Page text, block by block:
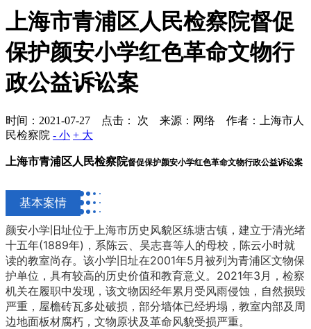
上海市青浦区人民检察院督促
保护颜安小学红色革命文物行
政公益诉讼案
时间：2021-07-27 点击： 次 来源：网络 作者：上海市人
民检察院 - 小 + 大
上海市青浦区人民检察院督促保护颜安小学红色革命文物行政公益诉讼案
基本案情
颜安小学旧址位于上海市历史风貌区练塘古镇，建立于清光绪
十五年(1889年)，系陈云、吴志喜等人的母校，陈云小时就
读的教室尚存。该小学旧址在2001年5月被列为青浦区文物保
护单位，具有较高的历史价值和教育意义。2021年3月，检察
机关在履职中发现，该文物因经年累月受风雨侵蚀，自然损毁
严重，屋檐砖瓦多处破损，部分墙体已经坍塌，教室内部及周
边地面板材腐朽，文物原状及革命风貌受损严重。